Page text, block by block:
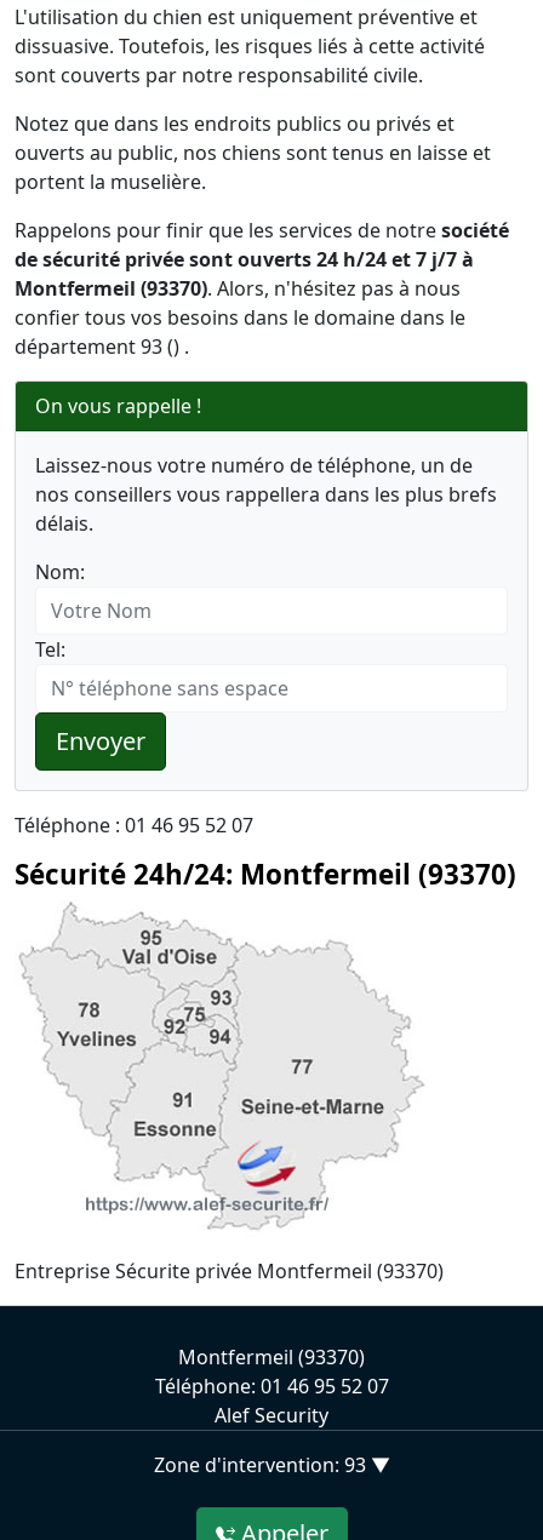
L'utilisation du chien est uniquement préventive et
dissuasive. Toutefois, les risques liés à cette activité
sont couverts par notre responsabilité civile.
Notez que dans les endroits publics ou privés et
ouverts au public, nos chiens sont tenus en laisse et
portent la muselière.
Rappelons pour finir que les services de notresociété
de sécurité privée sont ouverts 24 h/24 et 7 j/7 à
Montfermeil (93370). Alors, n'hésitez pas à nous
confier tous vos besoins dans le domaine dans le
département 93 () .
On vous rappelle !
Laissez-nous votre numéro de téléphone, un de
nos conseillers vous rappellera dans les plus brefs
délais.
Nom:
Tel:
Envoyer
Téléphone : 01 46 95 52 07
Sécurité 24h/24: Montfermeil (93370)
Entreprise Sécurite privée Montfermeil (93370)
Montfermeil (93370)
Téléphone: 01 46 95 52 07
Alef Security
Zone d'intervention: 93 ▼
Appeler